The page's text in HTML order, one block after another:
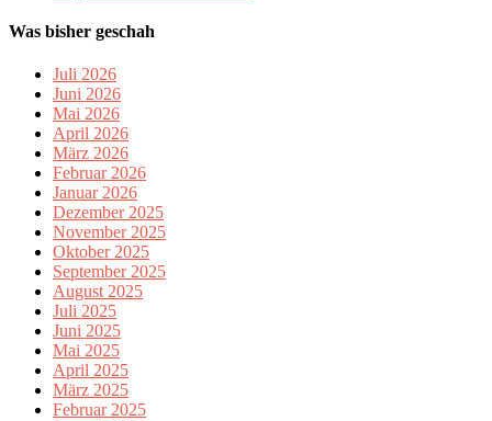
Was bisher geschah
Juli 2026
Juni 2026
Mai 2026
April 2026
März 2026
Februar 2026
Januar 2026
Dezember 2025
November 2025
Oktober 2025
September 2025
August 2025
Juli 2025
Juni 2025
Mai 2025
April 2025
März 2025
Februar 2025